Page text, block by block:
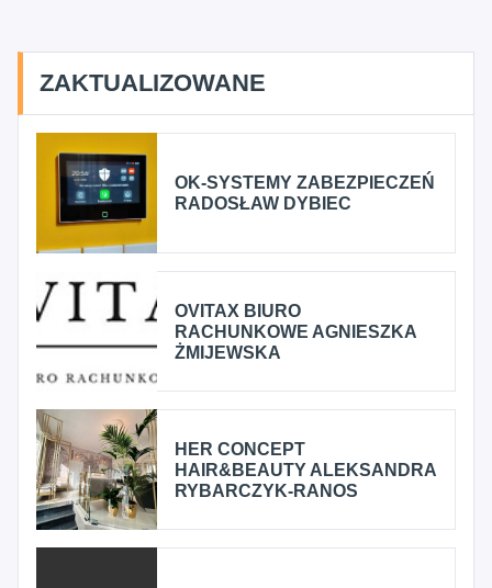
ZAKTUALIZOWANE
OK-SYSTEMY ZABEZPIECZEŃ
RADOSŁAW DYBIEC
OVITAX BIURO
RACHUNKOWE AGNIESZKA
ŻMIJEWSKA
HER CONCEPT
HAIR&BEAUTY ALEKSANDRA
RYBARCZYK-RANOS